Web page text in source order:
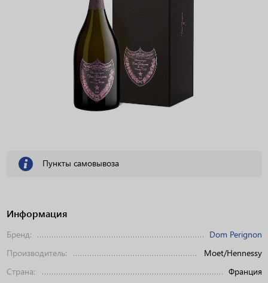
Информация
Бренд:
Dom Perignon
Производитель:
Moet/Hennessy
Страна:
Франция
Пункты самовывоза